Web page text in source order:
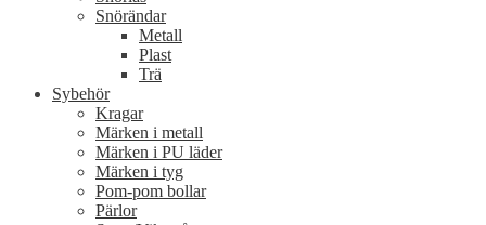
Snörändar
Metall
Plast
Trä
Sybehör
Kragar
Märken i metall
Märken i PU läder
Märken i tyg
Pom-pom bollar
Pärlor